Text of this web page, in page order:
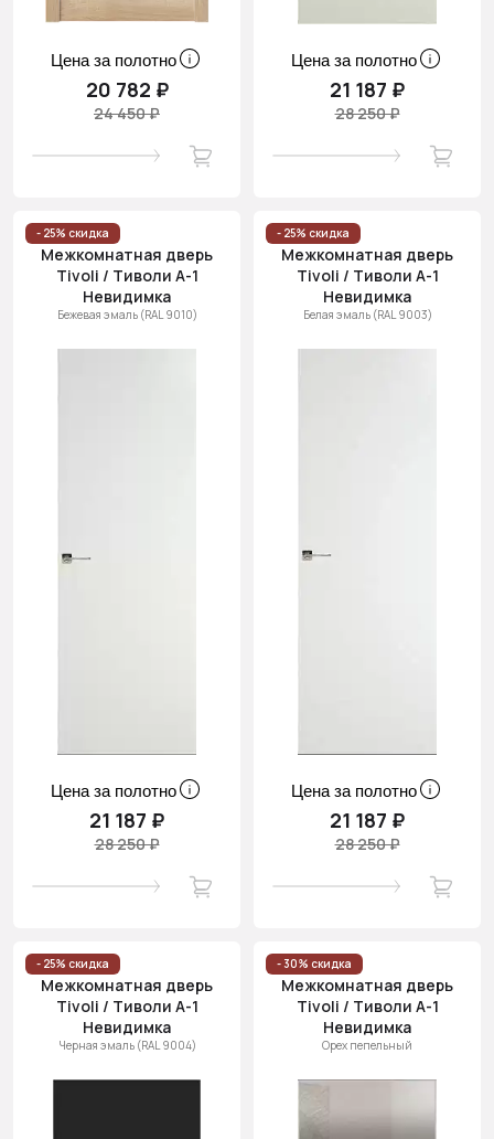
Цена за полотно
20 782 ₽
24 450 ₽
Цена за полотно
21 187 ₽
28 250 ₽
- 25% скидка
Межкомнатная дверь
Tivoli / Тиволи А-1
Невидимка
Бежевая эмаль (RAL 9010)
Цена за полотно
21 187 ₽
28 250 ₽
- 25% скидка
Межкомнатная дверь
Tivoli / Тиволи А-1
Невидимка
Белая эмаль (RAL 9003)
Цена за полотно
21 187 ₽
28 250 ₽
- 25% скидка
Межкомнатная дверь
Tivoli / Тиволи А-1
Невидимка
Черная эмаль (RAL 9004)
- 30% скидка
Межкомнатная дверь
Tivoli / Тиволи А-1
Невидимка
Орех пепельный